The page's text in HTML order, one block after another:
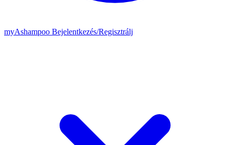
myAshampoo Bejelentkezés/Regisztrálj